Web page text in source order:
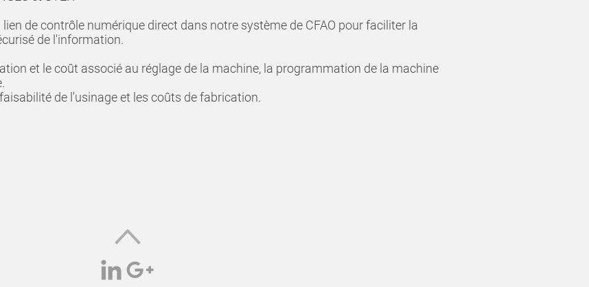
de contrôle numérique direct dans notre système de CFAO pour faciliter la
de l'information.
et le coût associé au réglage de la machine, la programmation de la machine
de l'usinage et les coûts de fabrication.